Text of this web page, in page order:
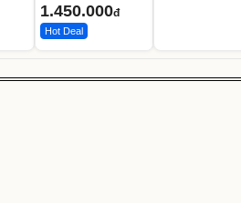
Các Phối Màu
1.450.000đ
Hot Deal